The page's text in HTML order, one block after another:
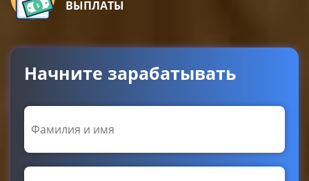
ВЫПЛАТЫ
Начните зарабатывать